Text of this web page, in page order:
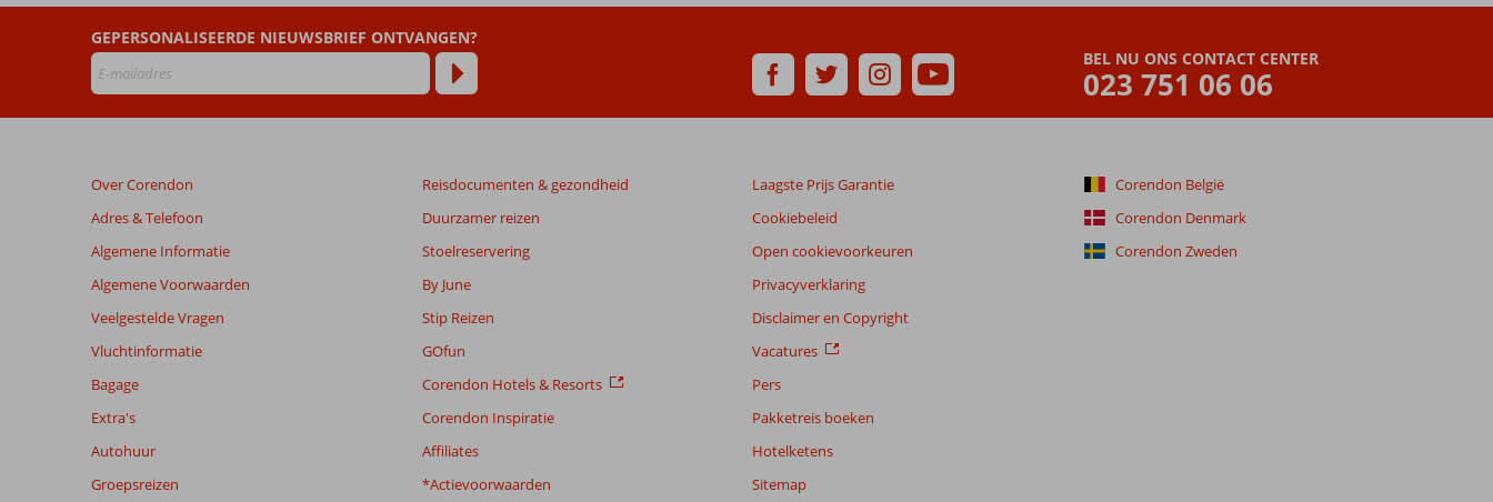
zijn
dan
48
maanden
worden
niet
om
de
van
de
beoordelingen
te
beoordelingen.
BEL NU ONS CONTACT CENTER
023 751 06 06
GEPERSONALISEERDE NIEUWSBRIEF ONTVANGEN?
Over Corendon
Adres & Telefoon
Algemene Informatie
Algemene Voorwaarden
Veelgestelde Vragen
Vluchtinformatie
Bagage
Extra's
Autohuur
Groepsreizen
Reisdocumenten & gezondheid
Duurzamer reizen
Stoelreservering
By June
Stip Reizen
GOfun
Corendon Hotels & Resorts
Corendon Inspiratie
Affiliates
*Actievoorwaarden
Laagste Prijs Garantie
Cookiebeleid
Open cookievoorkeuren
Privacyverklaring
Disclaimer en Copyright
Vacatures
Pers
Pakketreis boeken
Hotelketens
Sitemap
Corendon België
Corendon Denmark
Corendon Zweden